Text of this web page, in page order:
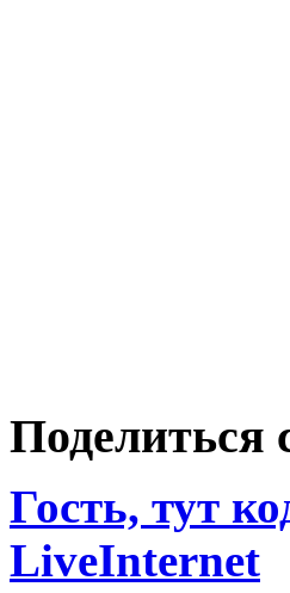
Поделиться
Гость, тут
LiveInternet